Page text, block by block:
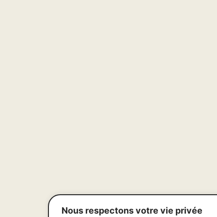
Nous respectons votre vie privée